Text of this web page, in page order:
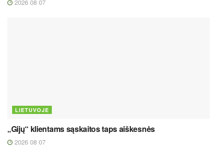
2026 08 07
LIETUVOJE
„Gijų“ klientams sąskaitos taps aiškesnės
2026 08 07